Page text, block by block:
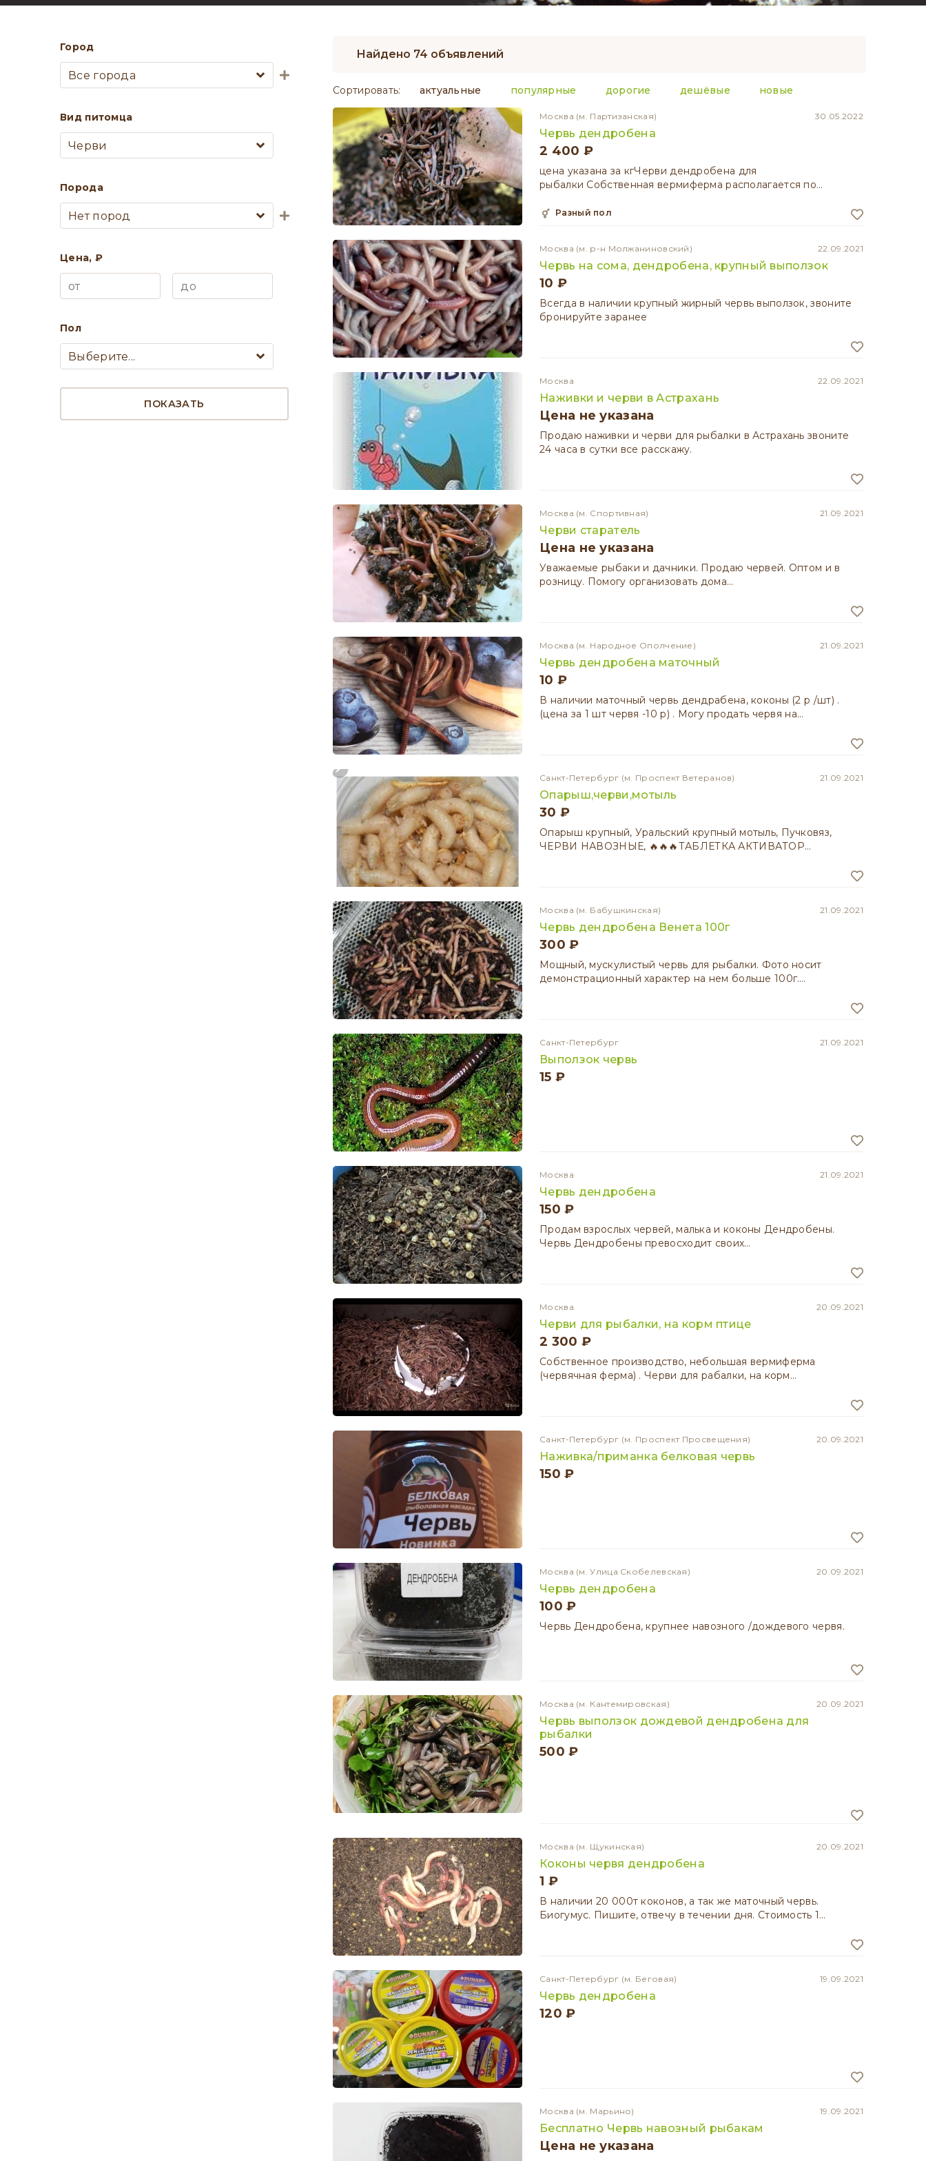
Город
Все города
Вид питомца
Черви
Порода
Нет пород
Цена, ₽
Пол
Выберите...
ПОКАЗАТЬ
Найдено 74 объявлений
Сортировать: актуальные популярные дорогие дешёвые новые
Москва (м. Партизанская) 30.05.2022
Червь дендробена
2 400 ₽
цена указана за кгЧерви дендробена для
рыбалки Собственная вермиферма располагается по…
разный пол
Москва (м. р-н Молжаниновский) 22.09.2021
Червь на сома, дендробена, крупный выползок
10 ₽
Всегда в наличии крупный жирный червь выползок, звоните
бронируйте заранее
Москва 22.09.2021
Наживки и черви в Астрахань
Цена не указана
Продаю наживки и черви для рыбалки в Астрахань звоните
24 часа в сутки все расскажу.
Москва (м. Спортивная) 21.09.2021
Черви старатель
Цена не указана
Уважаемые рыбаки и дачники. Продаю червей. Оптом и в
розницу. Помогу организовать дома…
Москва (м. Народное Ополчение) 21.09.2021
Червь дендробена маточный
10 ₽
В наличии маточный червь дендрабена, коконы (2 р /шт) .
(цена за 1 шт червя -10 р) . Могу продать червя на…
Санкт-Петербург (м. Проспект Ветеранов) 21.09.2021
Опарыш,черви,мотыль
30 ₽
Опарыш крупный, Уральский крупный мотыль, Пучковяз,
ЧЕРВИ НАВОЗНЫЕ, 🔥🔥🔥ТАБЛЕТКА АКТИВАТОР…
Москва (м. Бабушкинская) 21.09.2021
Червь дендробена Венета 100г
300 ₽
Мощный, мускулистый червь для рыбалки. Фото носит
демонстрационный характер на нем больше 100г.…
Санкт-Петербург 21.09.2021
Выползок червь
15 ₽
Москва 21.09.2021
Червь дендробена
150 ₽
Продам взрослых червей, малька и коконы Дендробены.
Червь Дендробены превосходит своих…
Москва 20.09.2021
Черви для рыбалки, на корм птице
2 300 ₽
Собственное производство, небольшая вермиферма
(червячная ферма) . Черви для рабалки, на корм…
Санкт-Петербург (м. Проспект Просвещения) 20.09.2021
Наживка/приманка белковая червь
150 ₽
Москва (м. Улица Скобелевская) 20.09.2021
Червь дендробена
100 ₽
Червь Дендробена, крупнее навозного /дождевого червя.
Москва (м. Кантемировская) 20.09.2021
Червь выползок дождевой дендробена для
рыбалки
500 ₽
Москва (м. Щукинская) 20.09.2021
Коконы червя дендробена
1 ₽
В наличии 20 000т коконов, а так же маточный червь.
Биогумус. Пишите, отвечу в течении дня. Стоимость 1…
Санкт-Петербург (м. Беговая) 19.09.2021
Червь дендробена
120 ₽
Москва (м. Марьино) 19.09.2021
Бесплатно Червь навозный рыбакам
Цена не указана